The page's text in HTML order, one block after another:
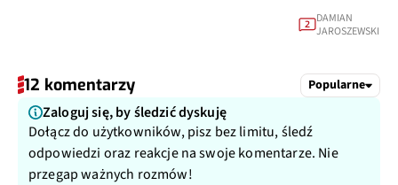
2 DAMIAN
JAROSZEWSKI
12 komentarzy Popularne
Zaloguj się, by śledzić dyskuję
Dołącz do użytkowników, pisz bez limitu, śledź
odpowiedzi oraz reakcje na swoje komentarze. Nie
przegap ważnych rozmów!